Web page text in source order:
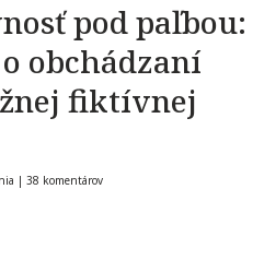
pod paľbou:
obchádzaní
fiktívnej
| 38 komentárov